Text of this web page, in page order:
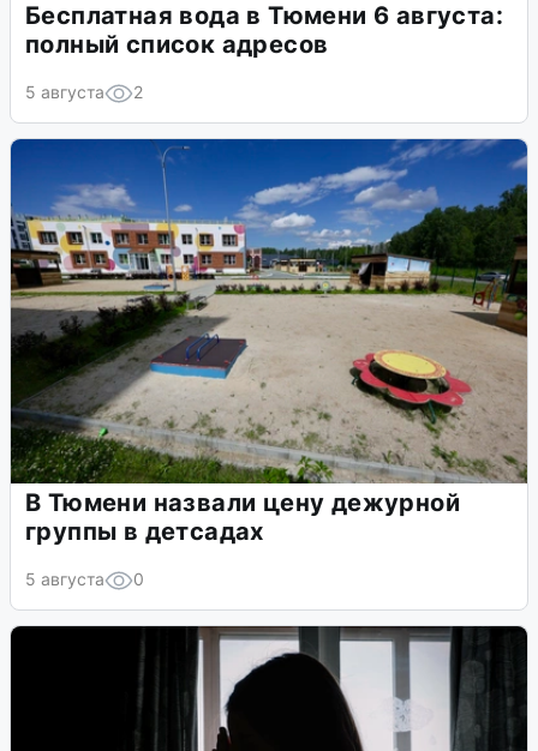
Бесплатная вода в Тюмени 6 августа:
полный список адресов
5 августа 2
В Тюмени назвали цену дежурной
группы в детсадах
5 августа 0